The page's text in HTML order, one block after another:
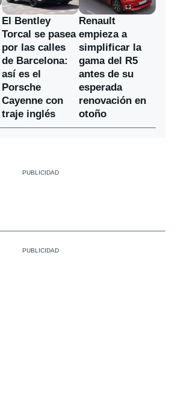
El Bentley
Torcal se pasea
por las calles
de Barcelona:
así es el
Porsche
Cayenne con
traje inglés
Renault
empieza a
simplificar la
gama del R5
antes de su
esperada
renovación en
otoño